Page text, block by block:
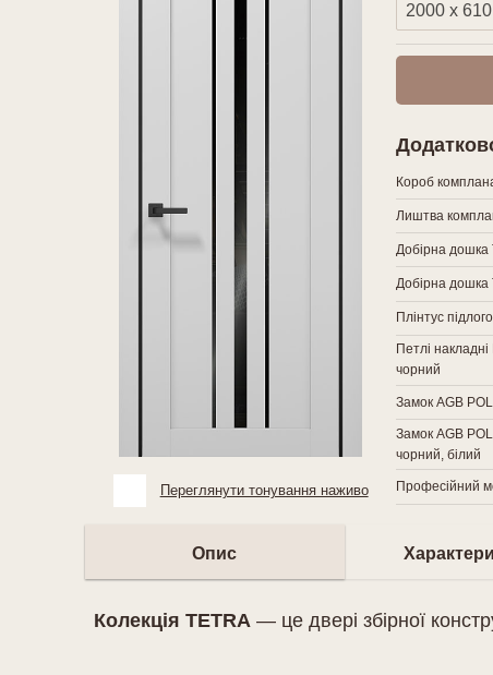
Переглянути тонування наживо
Короб
Лиштва
Добірна дошка
Добірна дошка
Плінтус
Петлі
чорний
Замок AGB
Замок AGB
чорний, білий
Професійний
Опис
Колекція TETRA — це двері збірної